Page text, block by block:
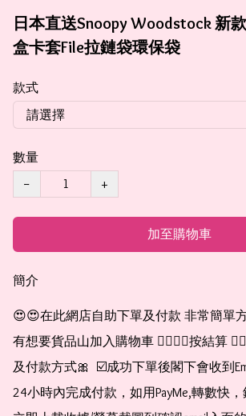
日本直送Snoopy Woodstock 新
盒卡套File拉鏈袋環保袋
款式
數量
−
+
加至購物車
簡介
😍😍在此網店自助下單及付款 非常簡單方
有想要貨品山加入購物車 👉🏻👉🏻按結算
及付款方式🎀  ☑️成功下單後閣下會收到
24小時內完成付款，如用PayMe,轉數快